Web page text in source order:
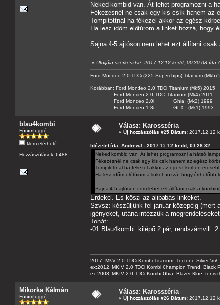
Neked kombid van. Át lehet programozni a
Fékezésnél ne csak egy kis csík hanem az
Tompitottnál ha fékezel akkor az egész
Ha lesz időm előtúrom a linket hozzá, hogy
Sajna 4-5 ajtóson nem lehet ezt állítani csak
« Utoljára szerkesztve: 2017.12.12 kedd, 00:30:08 írta
Ford Mondeo 2.0 TDCi (225 Superchips) Titanium (Mk5)
Korábban: Ford Mondeo 2.0 TDCi Titanium (Mk5) 2015
Ford Mondeo 2.0 TDCi Titanium (Mk4) 2011
Ford Mondeo 2.0i Ghia (Mk2) 1999
Ford Mondeo 1.8i GLX (Mk1) 1993
blau4kombi
Fórumfüggő
Nem elérhető
Hozzászólások: 6488
Válasz: Karosszéria
« Új hozzászólás #25 Dátum: 2017.12.12
Idézetet írta: AndrewJ - 2017.12.12 kedd, 00:28:32
Neked kombid van. Át lehet programozni a hátsó
Fékezésnél ne csak egy kis csík hanem az egész
Tompitottnál ha fékezel akkor az egész körben
Ha lesz időm előtúrom a linket hozzá, hogy érthetőbb
Sajna 4-5 ajtóson nem lehet ezt állítani csak a
Érdekel. És köszi az alibabás linkeket.
Szvsz: készüljünk fel január közepéig (mert
igényeket, utána intézzük a
Tehát:
-01 Blau4kombi: kilépő 2 pár, rendszámvill:
2017. MKV 2.0 TDCi Kombi Titanium, Tectonic Silver \m/
ex:2012. MKIV 2.0 TDCi Kombi Champion Trend, Black
ex:2008. MKIV 2.0 TDCi Kombi Ghia, Blazer Blue,
Mikorka Kálmán
Fórumfüggő
Válasz: Karosszéria
« Új hozzászólás #26 Dátum: 2017.12.12